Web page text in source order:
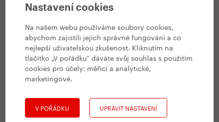
Nastavení cookies
Na našem webu používáme soubory cookies,
abychom zajistili jejich správné fungování a co
nejlepší uživatelskou zkušenost. Kliknutím na
tlačítko „V pořádku“ dáváte svůj souhlas s použitím
cookies pro účely: měřicí a analytické,
marketingové.
V POŘÁDKU UPRAVIT NASTAVENÍ